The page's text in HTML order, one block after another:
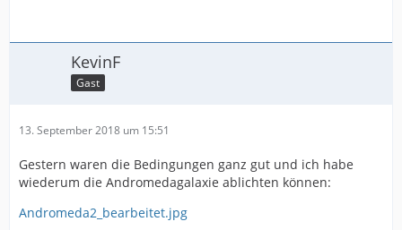
KevinF
Gast
13. September 2018 um 15:51
Gestern waren die Bedingungen ganz gut und ich habe
wiederum die Andromedagalaxie ablichten können:
Andromeda2_bearbeitet.jpg